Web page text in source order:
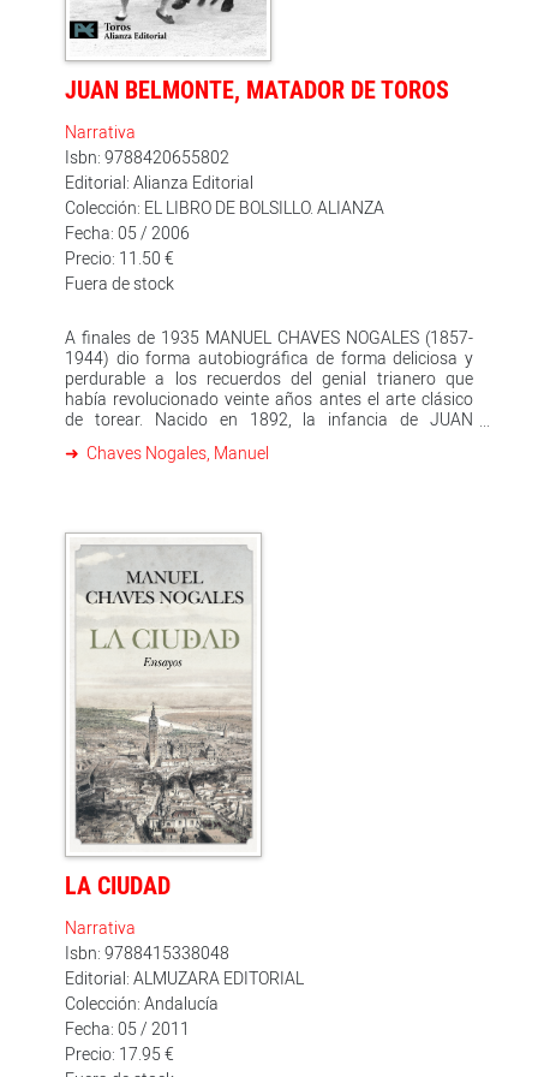
JUAN BELMONTE, MATADOR DE TOROS
Narrativa
Isbn: 9788420655802
Editorial: Alianza Editorial
Colección: EL LIBRO DE BOLSILLO. ALIANZA
Fecha: 05 / 2006
Precio: 11.50 €
Fuera de stock
A finales de 1935 MANUEL CHAVES NOGALES (1857-
1944) dio forma autobiográfica de forma deliciosa y
perdurable a los recuerdos del genial trianero que
había revolucionado veinte años antes el arte clásico
de torear. Nacido en 1892, la infancia de JUAN
clima de los barrios populares de Sevilla, y su
duros años de aprendizaje, en sus incursiones
nocturnas y clandestinas por cercados y dehesas. A
partir de 1913 ­fecha de su alternativa­ y hasta 1920 ­
cuando Joselito muere de una cornada en Talavera­ su
rivalidad de la historia del toreo: toda España es o
gallista o belmontista. Retirado en 1936, Juan
Belmonte, cuya muerte en la arena había sido
profetizada por todos los entendidos, falleció a los 70
años, dueño de su propio destino.
Chaves Nogales, Manuel
LA CIUDAD
Narrativa
Isbn: 9788415338048
Editorial: ALMUZARA EDITORIAL
Colección: Andalucía
Fecha: 05 / 2011
Precio: 17.95 €